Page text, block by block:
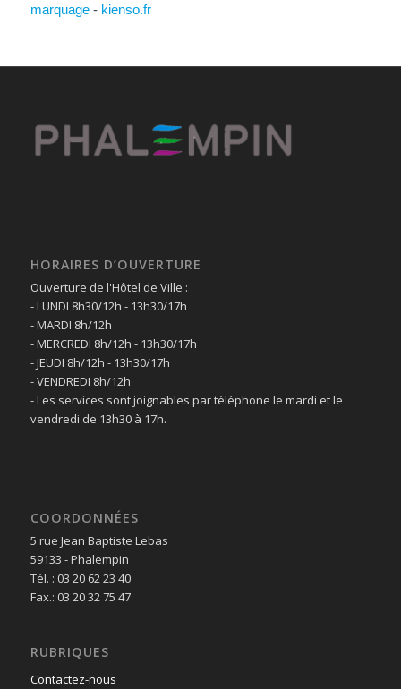
marquage- kienso.fr
HORAIRES D’OUVERTURE
Ouverture de l'Hôtel de Ville :
- LUNDI 8h30/12h - 13h30/17h
- MARDI 8h/12h
- MERCREDI 8h/12h - 13h30/17h
- JEUDI 8h/12h - 13h30/17h
- VENDREDI 8h/12h
- Les services sont joignables par téléphone le mardi et le
vendredi de 13h30 à 17h.
COORDONNÉES
5 rue Jean Baptiste Lebas
59133 - Phalempin
Tél. : 03 20 62 23 40
Fax.: 03 20 32 75 47
RUBRIQUES
Contactez-nous